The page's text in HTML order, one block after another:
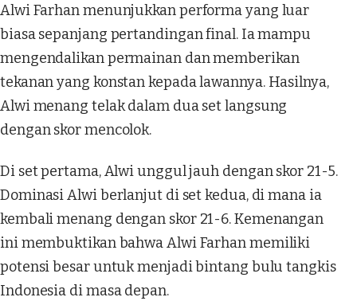
Alwi Farhan menunjukkan performa yang luar
biasa sepanjang pertandingan final. Ia mampu
mengendalikan permainan dan memberikan
tekanan yang konstan kepada lawannya. Hasilnya,
Alwi menang telak dalam dua set langsung
dengan skor mencolok.
Di set pertama, Alwi unggul jauh dengan skor 21-5.
Dominasi Alwi berlanjut di set kedua, di mana ia
kembali menang dengan skor 21-6. Kemenangan
ini membuktikan bahwa Alwi Farhan memiliki
potensi besar untuk menjadi bintang bulu tangkis
Indonesia di masa depan.